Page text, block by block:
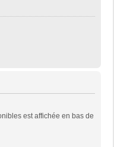
est affichée en bas de